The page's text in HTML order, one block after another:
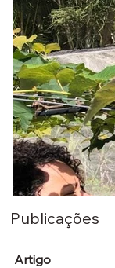
Publicações
Artigo